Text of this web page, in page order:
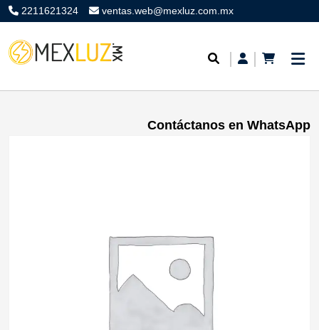
2211621324 ventas.web@mexluz.com.mx
Contáctanos en WhatsApp